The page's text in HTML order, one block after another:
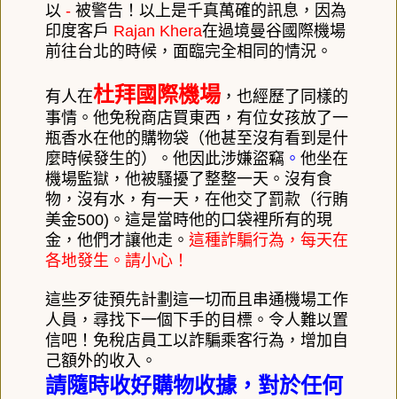
以 - 被警告！以上是千真萬確的訊息，因為
印度客戶 Rajan Khera在過境曼谷國際機場
前往台北的時候，面臨完全相同的情況。
有人在杜拜國際機場 ，也經歷了同樣的
事情。他免稅商店買東西，有位女孩放了一
瓶香水在他的購物袋（他甚至沒有看到是什
麼時候發生的）。他因此涉嫌盜竊 。 他坐在
機場監獄，他被騷擾了整整一天。沒有食
物，沒有水，有一天，在他交了罰款（行賄
美金500) 。這是當時他的口袋裡所有的現
金，他們才讓他走。 這種詐騙行為，每天在
各地發生。請小心！
這些歹徒預先計劃這一切而且串通機場工作
人員，尋找下一個下手的目標。 令人難以置
信吧！免稅店員工以詐騙乘客行為，增加自
己額外的收入。
請隨時收好購物收據，對於任何